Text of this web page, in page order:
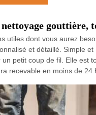
gouttière,
utiles dont vous aurez
et détaillé. Simple
petit coup de fil. Elle
recevable en moins de 24